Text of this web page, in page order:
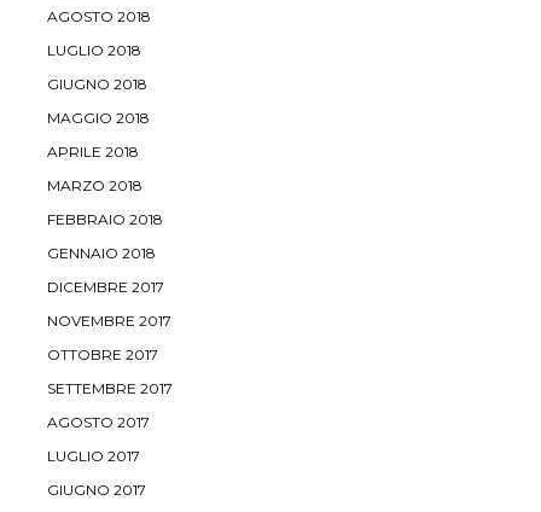
AGOSTO 2018
LUGLIO 2018
GIUGNO 2018
MAGGIO 2018
APRILE 2018
MARZO 2018
FEBBRAIO 2018
GENNAIO 2018
DICEMBRE 2017
NOVEMBRE 2017
OTTOBRE 2017
SETTEMBRE 2017
AGOSTO 2017
LUGLIO 2017
GIUGNO 2017